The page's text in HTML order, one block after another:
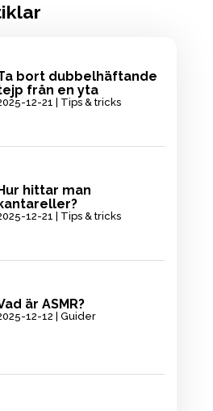
bort dubbelhäftande
från en yta
12-21 Tips & tricks
Hur hittar man
kantareller?
12-21 Tips & tricks
är ASMR?
12-12 Guider